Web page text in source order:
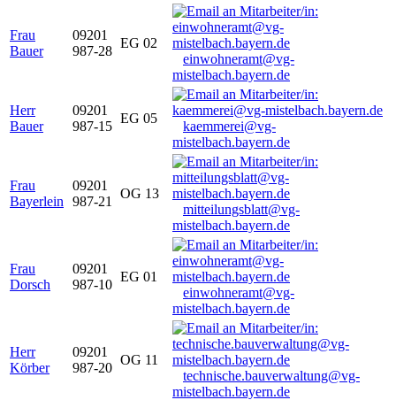
Frau
Bauer
09201
987-28
EG 02
einwohneramt@vg-
mistelbach.bayern.de
Herr
Bauer
09201
987-15
EG 05
kaemmerei@vg-
mistelbach.bayern.de
Frau
Bayerlein
09201
987-21
OG 13
mitteilungsblatt@vg-
mistelbach.bayern.de
Frau
Dorsch
09201
987-10
EG 01
einwohneramt@vg-
mistelbach.bayern.de
Herr
Körber
09201
987-20
OG 11
technische.bauverwaltung@vg-
mistelbach.bayern.de